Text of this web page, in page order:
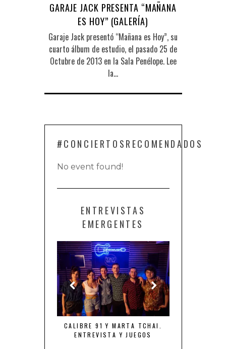
GARAJE JACK PRESENTA “MAÑANA
ES HOY” (GALERÍA)
Garaje Jack presentó “Mañana es Hoy”, su
cuarto álbum de estudio, el pasado 25 de
Octubre de 2013 en la Sala Penélope. Lee
la…
#CONCIERTOSRECOMENDADOS
No event found!
ENTREVISTAS
EMERGENTES
CALIBRE 91 Y MARTA TCHAI.
ENTREVISTA Y JUEGOS